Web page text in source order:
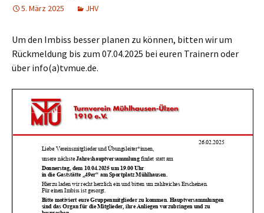
5. März 2025 JHV
Um den Imbiss besser planen zu können, bitten wir um
Rückmeldung bis zum 07.04.2025 bei euren Trainern oder
über info(a)tvmue.de.